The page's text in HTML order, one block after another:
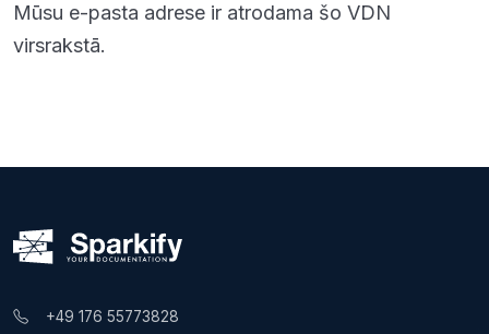
Mūsu e-pasta adrese ir atrodama šo VDN
virsrakstā.
+49 176 55773828